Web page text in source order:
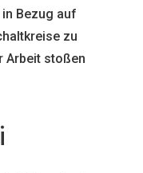
Bezug auf
zu
Arbeit stoßen